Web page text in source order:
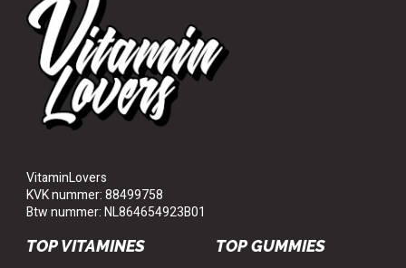
VitaminLovers
KVK nummer: 88499758
Btw nummer: NL864654923B01
TOP VITAMINES
TOP GUMMIES